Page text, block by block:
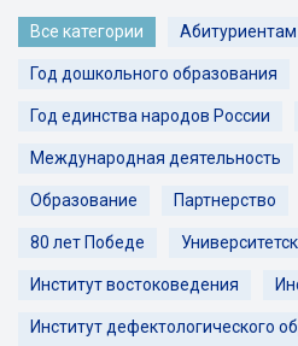
Все категории Абитуриентам
Год дошкольного образования
Год единства народов России
Международная деятельность
Образование Партнерство
80 лет Победе
Институт востоковедения
Институт дефектологического